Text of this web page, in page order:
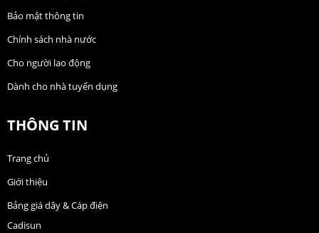
Bảo mật thông tin
Chính sách nhà nước
Cho người lao động
Dành cho nhà tuyển dụng
THÔNG TIN
Trang chủ
Giới thiệu
Bảng giá dây & Cáp điện
Cadisun